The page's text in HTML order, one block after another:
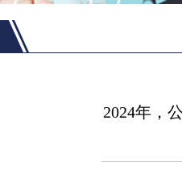
2024年，